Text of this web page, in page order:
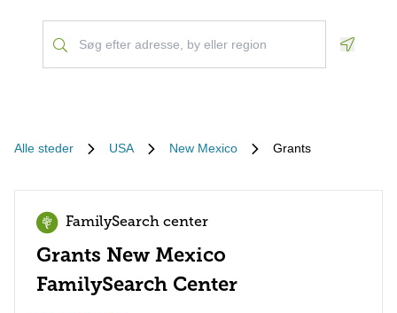
Alle steder USA New Mexico Grants
FamilySearch center
Grants New Mexico
FamilySearch Center